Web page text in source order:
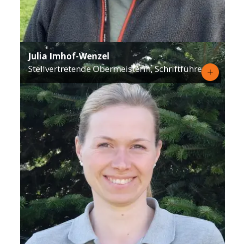
Julia Imhof-Wenzel
Stellvertretende Obermeisterin, Schriftführerin